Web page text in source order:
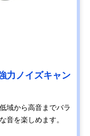
力ノイズキャン
域から高音までバラ
音を楽しめます。